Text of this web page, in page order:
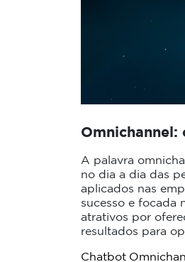
Omnichannel:
A palavra
no dia a dia das
aplicados nas
sucesso e focada
atrativos por
resultados para
Chatbot